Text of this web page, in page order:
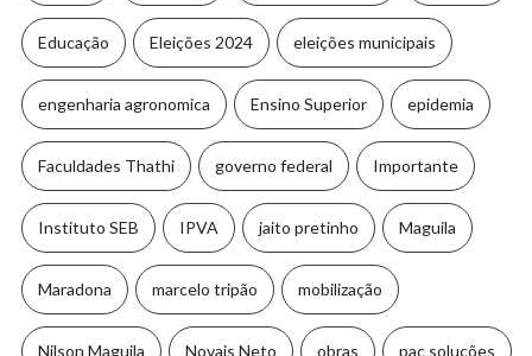
Educação Eleições 2024 eleições municipais
engenharia agronomica Ensino Superior epidemia
Faculdades Thathi governo federal Importante
Instituto SEB IPVA jaito pretinho Maguila
Maradona marcelo tripão mobilização
Nilson Maguila Novais Neto obras pac soluções